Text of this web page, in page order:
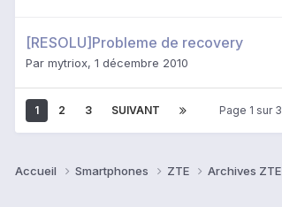
[RESOLU]Probleme de recovery
Par mytriox, 1 décembre 2010
1 2 3 SUIVANT Page 1 sur 3
Accueil Smartphones ZTE Archives ZTE